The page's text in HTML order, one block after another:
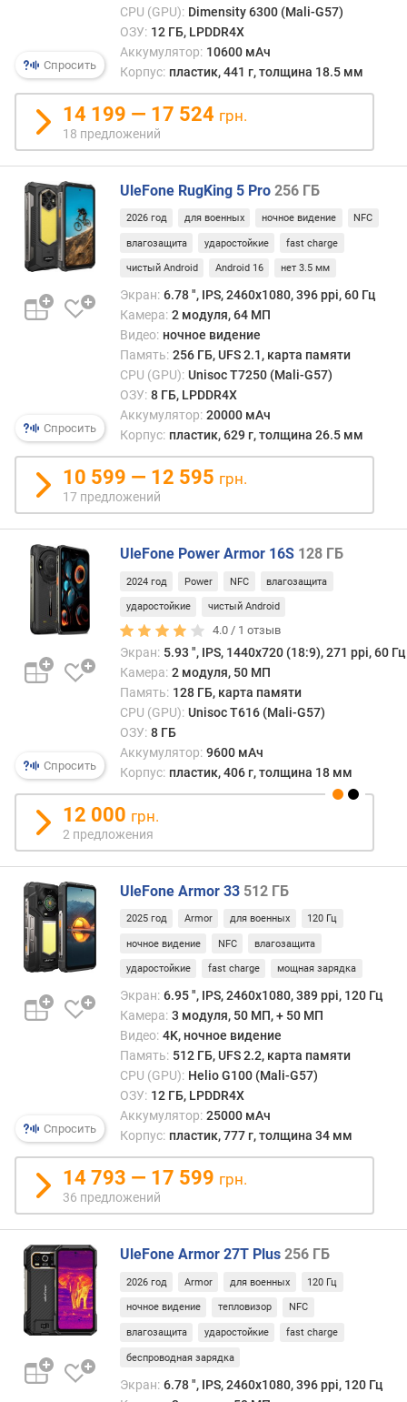
и
н
я
с
и
т
е
а
т
и
о
а
н
н
о
е
о
б
н
о
и
е
О
С
г
л
у
б
н
ц
в
а
щ
и
т
а
э
к
р
а
н
а
т
е
Спросить
CPU (GPU): Dimensity 6300 (Mali-G57)
ОЗУ: 12 ГБ, LPDDR4X
Аккумулятор: 10600 мАч
Корпус: пластик, 441 г, толщина 18.5 мм
14 199 — 17 524 грн.
18 предложений
Спросить
UleFone RugKing 5 Pro 256 ГБ
2026 год для военных ночное видение NFC
влагозащита ударостойкие fast charge
чистый Android Android 16 нет 3.5 мм
Экран: 6.78 ", IPS, 2460х1080, 396 ppi, 60 Гц
Камера: 2 модуля, 64 МП
Видео: ночное видение
Память: 256 ГБ, UFS 2.1, карта памяти
CPU (GPU): Unisoc T7250 (Mali-G57)
ОЗУ: 8 ГБ, LPDDR4X
Аккумулятор: 20000 мАч
Корпус: пластик, 629 г, толщина 26.5 мм
10 599 — 12 595 грн.
17 предложений
Спросить
UleFone Power Armor 16S 128 ГБ
2024 год Power NFC влагозащита
ударостойкие чистый Android
4.0 / 1 отзыв
Экран: 5.93 ", IPS, 1440х720 (18:9), 271 ppi, 60 Гц
Камера: 2 модуля, 50 МП
Память: 128 ГБ, карта памяти
CPU (GPU): Unisoc T616 (Mali-G57)
ОЗУ: 8 ГБ
Аккумулятор: 9600 мАч
Корпус: пластик, 406 г, толщина 18 мм
12 000 грн.
2 предложения
Спросить
UleFone Armor 33 512 ГБ
2025 год Armor для военных 120 Гц
ночное видение NFC влагозащита
ударостойкие fast charge мощная зарядка
Экран: 6.95 ", IPS, 2460х1080, 389 ppi, 120 Гц
Камера: 3 модуля, 50 МП, + 50 МП
Видео: 4K, ночное видение
Память: 512 ГБ, UFS 2.2, карта памяти
CPU (GPU): Helio G100 (Mali-G57)
ОЗУ: 12 ГБ, LPDDR4X
Аккумулятор: 25000 мАч
Корпус: пластик, 777 г, толщина 34 мм
14 793 — 17 599 грн.
36 предложений
UleFone Armor 27T Plus 256 ГБ
2026 год Armor для военных 120 Гц
ночное видение тепловизор NFC
влагозащита ударостойкие fast charge
беспроводная зарядка
Экран: 6.78 ", IPS, 2460х1080, 396 ppi, 120 Гц